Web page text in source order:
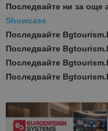
Последвайте ни за още
Showcase
Последвайте
Последвайте
Последвайте
Последвайте